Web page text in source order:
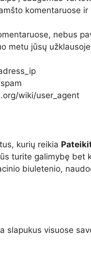
komentaruose ir
nebus
metu jūsų
wiki/user_agent
kurių reikia
turite galimybę bet
biuletenio,
slapukus visuose